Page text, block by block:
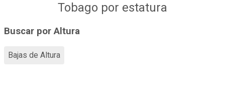
Tobago por estatura
Buscar por Altura
Bajas de Altura